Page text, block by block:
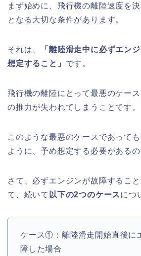
まず始めに、飛行機の離陸速度を
となる大切な条件があります。
それは、
「離陸滑走中に必ずエン
想定すること」 です。
飛行機の離陸にとって最悪のケー
の推力が失われてしまうことです。
このような最悪のケースであって
ように、予め想定する必要があるの
さて、必ずエンジンが故障するこ
て、続いて 以下の2つのケースにつ
ケース①：離陸滑走開始直後に
障した場合